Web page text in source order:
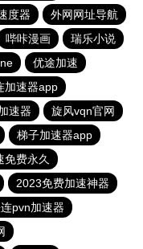
度器
外网网址导航
哔咔漫画
瑞乐小说
优途加速
加速器app
速器
旋风vqn官网
梯子加速器app
免费永久
2023免费加速神器
pvn加速器